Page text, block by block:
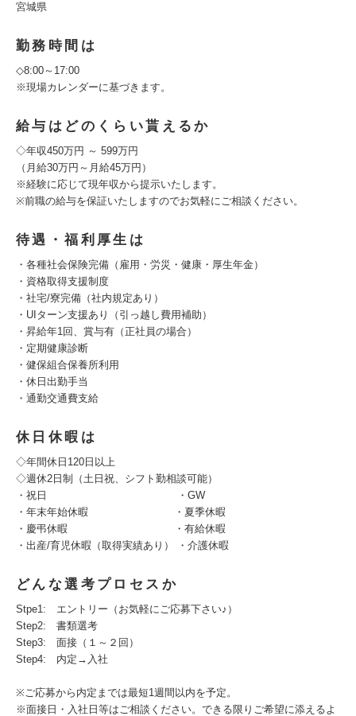
宮城県
勤務時間は
◇8:00～17:00
※現場カレンダーに基づきます。
給与はどのくらい貰えるか
◇年収450万円 ～ 599万円
（月給30万円～月給45万円）
※経験に応じて現年収から提示いたします。
※前職の給与を保証いたしますのでお気軽にご相談ください。
待遇・福利厚生は
・各種社会保険完備（雇用・労災・健康・厚生年金）
・資格取得支援制度
・社宅/寮完備（社内規定あり）
・UIターン支援あり（引っ越し費用補助）
・昇給年1回、賞与有（正社員の場合）
・定期健康診断
・健保組合保養所利用
・休日出勤手当
・通勤交通費支給
休日休暇は
◇年間休日120日以上
◇週休2日制（土日祝、シフト勤相談可能）
・祝日 ・GW
・年末年始休暇 ・夏季休暇
・慶弔休暇 ・有給休暇
・出産/育児休暇（取得実績あり） ・介護休暇
どんな選考プロセスか
Stpe1: エントリー（お気軽にご応募下さい♪）
Step2: 書類選考
Step3: 面接（１～２回）
Step4: 内定→入社
※ご応募から内定までは最短1週間以内を予定。
※面接日・入社日等はご相談ください。できる限りご希望に添えるよ